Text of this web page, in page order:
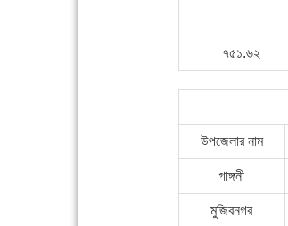
৭৫১.৬২
উপজেলার নাম
গাঙ্গনী
মুজিবনগর